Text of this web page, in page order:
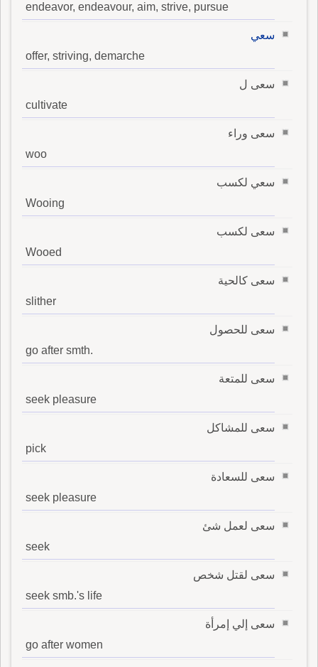
endeavor, endeavour, aim, strive, pursue
سعي
offer, striving, demarche
سعى ل
cultivate
سعى وراء
woo
سعي لكسب
Wooing
سعى لكسب
Wooed
سعى كالحية
slither
سعى للحصول
go after smth.
سعى للمتعة
seek pleasure
سعى للمشاكل
pick
سعى للسعادة
seek pleasure
سعى لعمل شئ
seek
سعى لقتل شخص
seek smb.'s life
سعى إلي إمرأة
go after women